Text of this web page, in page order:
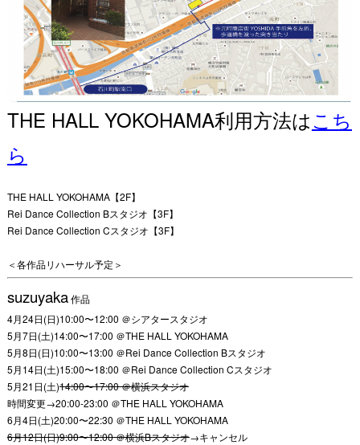
THE HALL YOKOHAMA利用方法はこち
ら
THE HALL YOKOHAMA【2F】
Rei Dance Collection Bスタジオ【3F】
Rei Dance Collection Cスタジオ【3F】
＜各作品リハーサル予定＞
suzuyaka作品
4月24日(日)10:00〜12:00 ＠シアタースタジオ
5月7日(土)14:00〜17:00 ＠THE HALL YOKOHAMA
5月8日(日)10:00〜13:00 ＠Rei Dance Collection Bスタジオ
5月14日(土)15:00〜18:00 ＠Rei Dance Collection Cスタジオ
5月21日(土)14:00〜17:00 ＠横浜スタジオ
時間変更→20:00-23:00 ＠THE HALL YOKOHAMA
6月4日(土)20:00〜22:30 ＠THE HALL YOKOHAMA
6月12日(日)9:00〜12:00 ＠横浜Bスタジオ→キャンセル